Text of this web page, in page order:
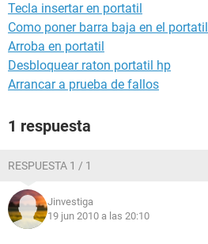
Tecla insertar en portatil
Como poner barra baja en el portatil
Arroba en portatil
Desbloquear raton portatil hp
Arrancar a prueba de fallos
1 respuesta
RESPUESTA 1 / 1
Jinvestiga
19 jun 2010 a las 20:10